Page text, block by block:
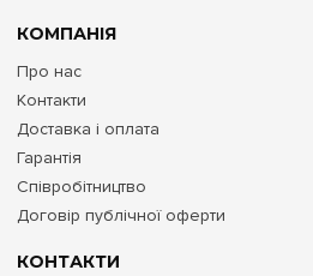
КОНТАКТИ
КОМПАНІЯ
Про нас
Контакти
Доставка і оплата
Гарантія
Співробітництво
Договір публічної оферти